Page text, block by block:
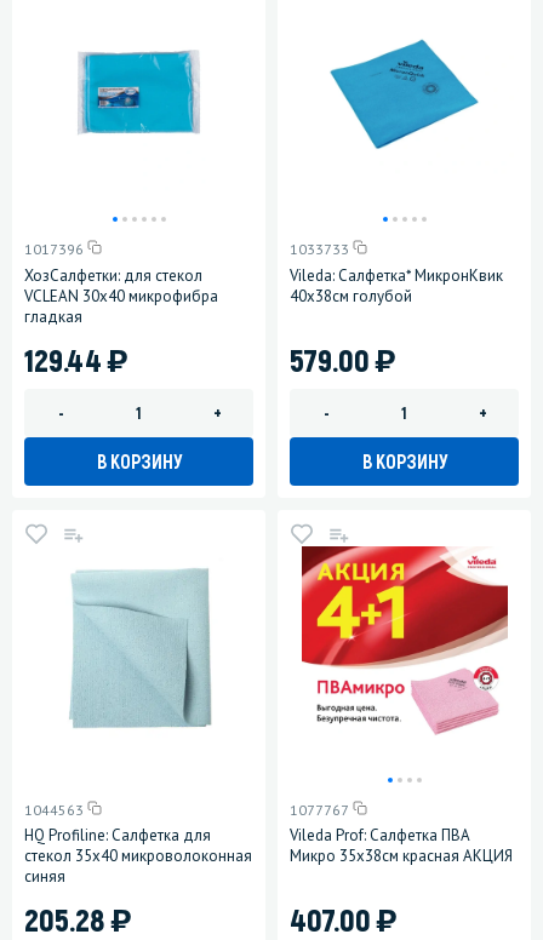
1017396
ХозСалфетки: для стекол
VCLEAN 30х40 микрофибра
гладкая
129.44)
- +
В КОРЗИНУ
1033733
Vileda: Салфетка* МикронКвик
40х38см голубой
579.00)
- +
В КОРЗИНУ
1044563
HQ Profiline: Салфетка для
стекол 35х40 микроволоконная
синяя
205.28)
1077767
Vileda Prof: Салфетка ПВА
Микро 35х38см красная АКЦИЯ
407.00)